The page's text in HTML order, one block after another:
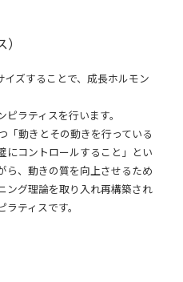
ズすることで、成長ホルモン
ラティスを行います。
「動きとその動きを行っている
にコントロールすること」とい
ら、動きの質を向上させるため
ング理論を取り入れ再構築され
ティスです。